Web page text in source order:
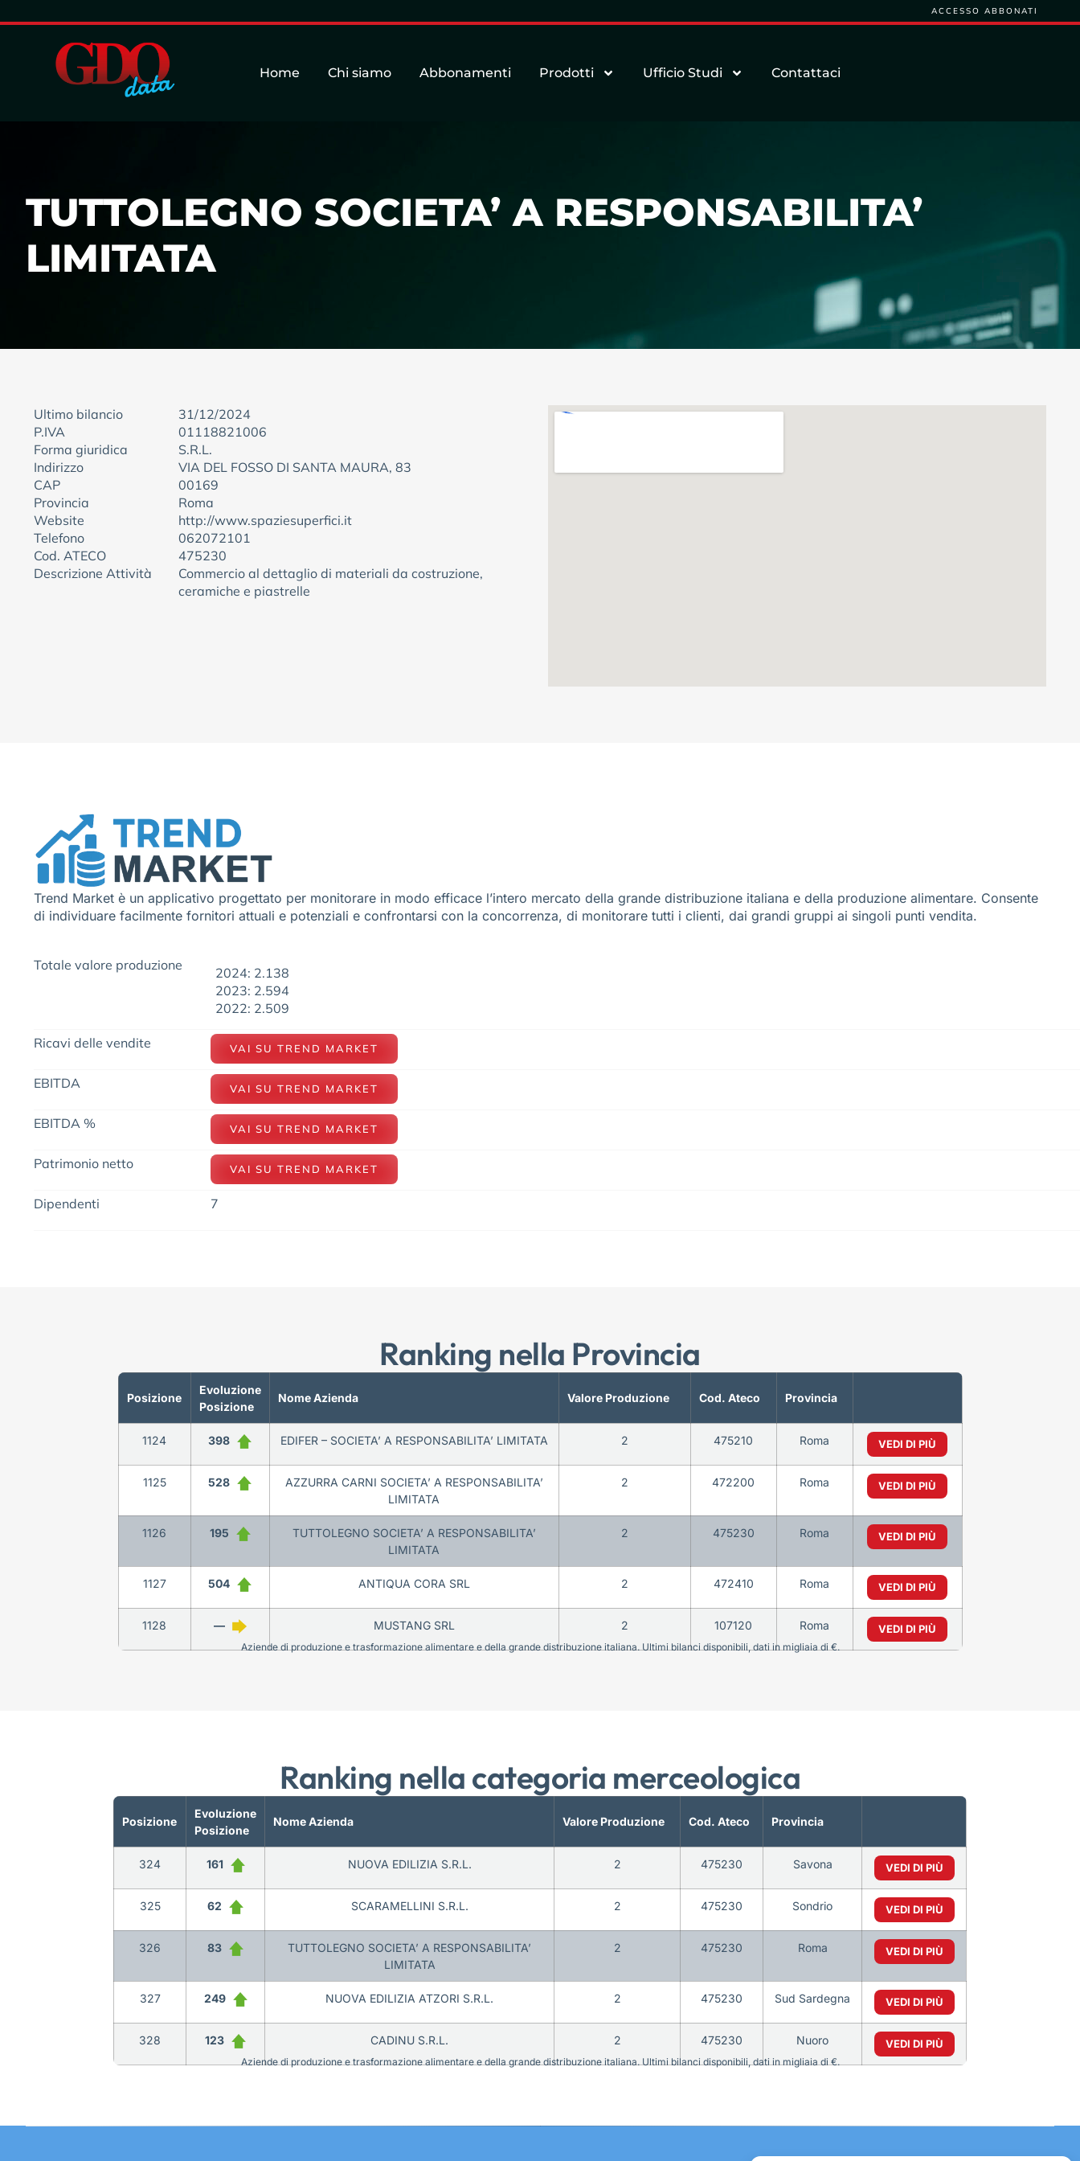
ACCESSO ABBONATI
Home Chi siamo Abbonamenti Prodotti Ufficio Studi Contattaci
TUTTOLEGNO SOCIETA’ A RESPONSABILITA’
LIMITATA
Ultimo bilancio
31/12/2024
P.IVA
01118821006
Forma giuridica
S.R.L.
Indirizzo
VIA DEL FOSSO DI SANTA MAURA, 83
CAP
00169
Provincia
Roma
Website
http://www.spaziesuperfici.it
Telefono
062072101
Cod. ATECO
475230
Descrizione Attività
Commercio al dettaglio di materiali da costruzione,
ceramiche e piastrelle
Trend Market è un applicativo progettato per monitorare in modo efficace l’intero mercato della grande distribuzione italiana e della produzione alimentare. Consente
di individuare facilmente fornitori attuali e potenziali e confrontarsi con la concorrenza, di monitorare tutti i clienti, dai grandi gruppi ai singoli punti vendita.
Totale valore produzione
2024: 2.138
2023: 2.594
2022: 2.509
Ricavi delle vendite VAI SU TREND MARKET
EBITDA VAI SU TREND MARKET
EBITDA % VAI SU TREND MARKET
Patrimonio netto VAI SU TREND MARKET
Dipendenti 7
Ranking nella Provincia
Posizione
Evoluzione
Posizione
Nome Azienda Valore Produzione Cod. Ateco Provincia
1124 398 EDIFER – SOCIETA’ A RESPONSABILITA’ LIMITATA 2 475210 Roma VEDI DI PIÙ
1125 528
AZZURRA CARNI SOCIETA’ A RESPONSABILITA’
LIMITATA
2 472200 Roma VEDI DI PIÙ
1126 195
TUTTOLEGNO SOCIETA’ A RESPONSABILITA’
LIMITATA
2 475230 Roma VEDI DI PIÙ
1127 504 ANTIQUA CORA SRL 2 472410 Roma VEDI DI PIÙ
1128 — MUSTANG SRL 2 107120 Roma VEDI DI PIÙ
Aziende di produzione e trasformazione alimentare e della grande distribuzione italiana. Ultimi bilanci disponibili, dati in migliaia di €.
Ranking nella categoria merceologica
Posizione
Evoluzione
Posizione
Nome Azienda Valore Produzione Cod. Ateco Provincia
324 161 NUOVA EDILIZIA S.R.L. 2 475230 Savona VEDI DI PIÙ
325 62 SCARAMELLINI S.R.L. 2 475230 Sondrio VEDI DI PIÙ
326 83
TUTTOLEGNO SOCIETA’ A RESPONSABILITA’
LIMITATA
2 475230 Roma VEDI DI PIÙ
327 249 NUOVA EDILIZIA ATZORI S.R.L. 2 475230 Sud Sardegna VEDI DI PIÙ
328 123 CADINU S.R.L. 2 475230 Nuoro VEDI DI PIÙ
Aziende di produzione e trasformazione alimentare e della grande distribuzione italiana. Ultimi bilanci disponibili, dati in migliaia di €.